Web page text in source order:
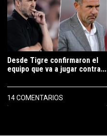
Desde Tigre confirmaron el
equipo que va a jugar contra...
14 COMENTARIOS